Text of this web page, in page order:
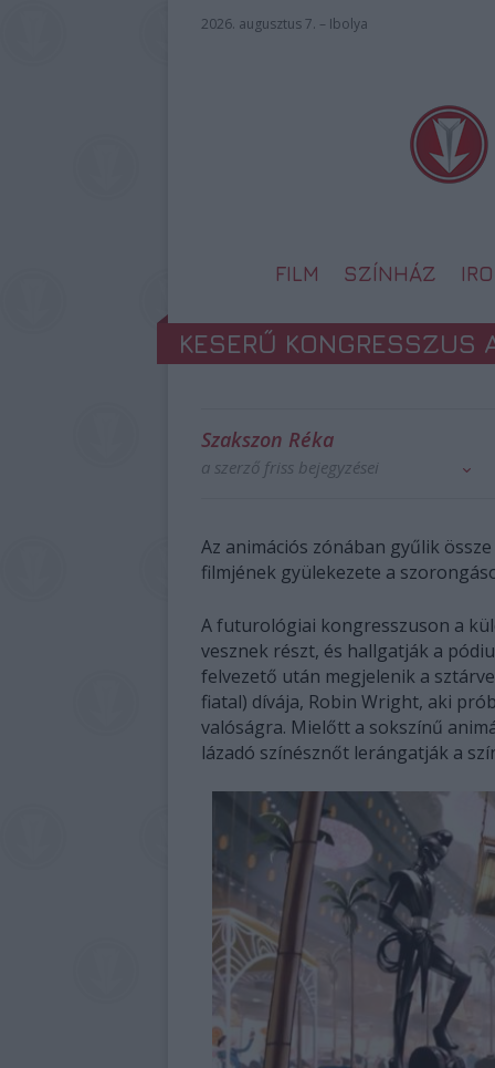
2026. augusztus 7. – Ibolya
FILM SZÍNHÁZ
KESERŰ KONGRESSZUS
Szakszon Réka
a szerző friss bejegyzései
Az animációs zónában gyűlik
filmjének gyülekezete a
A futurológiai kongresszuson a
vesznek részt, és hallgatják a
felvezető után megjelenik a
fiatal) dívája, Robin Wright, aki
valóságra. Mielőtt a sokszínű
lázadó színésznőt lerángatják a